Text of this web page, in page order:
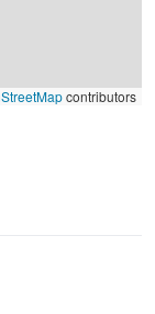
contributors